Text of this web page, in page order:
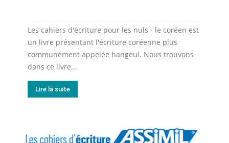
Les cahiers d'écriture pour les nuls - le coréen est
un livre présentant l'écriture coréenne plus
communément appelée hangeul. Nous trouvons
dans ce livre...
Lire la suite